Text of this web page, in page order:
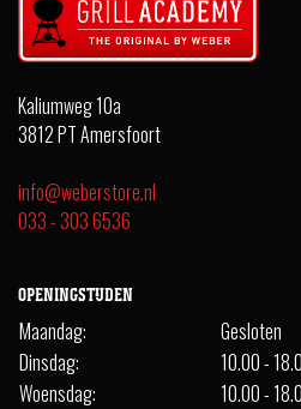
Kaliumweg 10a
3812 PT Amersfoort
info@weberstore.nl
033 - 303 6536
OPENINGSTIJDEN
Maandag:
Gesloten
Dinsdag:
10.00 -
Woensdag:
10.00 -